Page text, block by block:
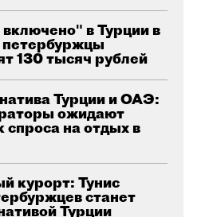
в Турции в
петербуржцы
130 тысяч рублей
Турции и ОАЭ:
ожидают
спроса на отдых в
курорт: Тунис
станет
Турции